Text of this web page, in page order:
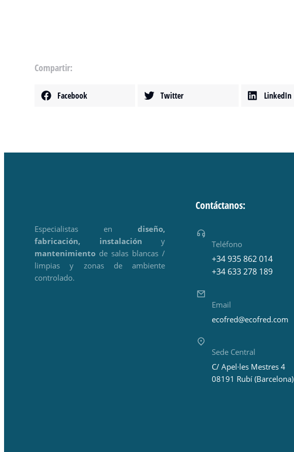
Compartir:
Facebook Twitter LinkedIn
Especialistas en diseño,
fabricación, instalación y
mantenimiento de salas blancas /
limpias y zonas de ambiente
controlado.
Contáctanos:
Teléfono
+34 935 862 014
+34 633 278 189
Email
ecofred@ecofred.com
Sede Central
C/ Apel·les Mestres 4
08191 Rubí (Barcelona)